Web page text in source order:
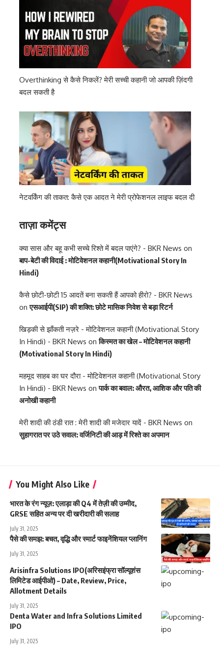
Overthinking से कैसे निकलें? मेरी सच्ची कहानी जो आपकी ज़िंदगी
बदल सकती है
नेटवर्किंग की ताकत: कैसे एक आदत ने मेरी प्रोफेशनल लाइफ बदल दी
ताज़ा कमेंट्स
क्या सास और बहू कभी सच्चे रिश्ते में बदल पाएंगे? - BKR News on
बाप-बेटी की विदाई : मोटिवेशनल कहानी(Motivational Story In
Hindi)
कैसे छोटी-छोटी 15 आदतें बना सकती हैं आपको हीरो? - BKR News
onएसआईपी(SIP) की शक्ति: छोटे मासिक निवेश से बड़ा रिटर्न
खिड़की से झाँकती नज़रे - मोटिवेशनल कहानी (Motivational Story
In Hindi) - BKR News onकिस्मत का खेल – मोटिवेशनल कहानी
(Motivational Story In Hindi)
महमूद साहब का घर दौरा - मोटिवेशनल कहानी (Motivational Story
In Hindi) - BKR News onपार्क का बवाल: औरत, आशिक और पति की
अनोखी कहानी
मेरी शादी की ठंडी रात : मेरी शादी की मजेदार यादें - BKR News on
सुहागरात पर उठे सवाल: वर्जिनिटी की आड़ में रिश्ते का अपमान
You Might Also Like
भारत के रंग न्यूज़: एलाड़ा की Q4 में तेज़ी की उम्मीद,
GRSE सहित अन्य पर दी खरीदारी की सलाह
July 31, 2025
पैसे की समझ: बचत, वृद्धि और स्मार्ट फाइनेंशियल प्लानिंग
July 31, 2025
Arisinfra Solutions IPO(अरिसइंफ्रा सॉल्यूशंस
लिमिटेड आईपीओ) – Date, Review, Price,
Allotment Details
July 31, 2025
Denta Water and Infra Solutions Limited
IPO
July 31, 2025